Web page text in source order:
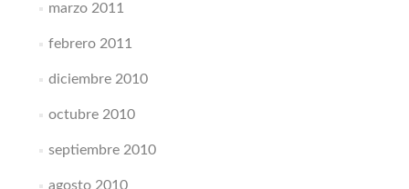
marzo 2011
febrero 2011
diciembre 2010
octubre 2010
septiembre 2010
agosto 2010